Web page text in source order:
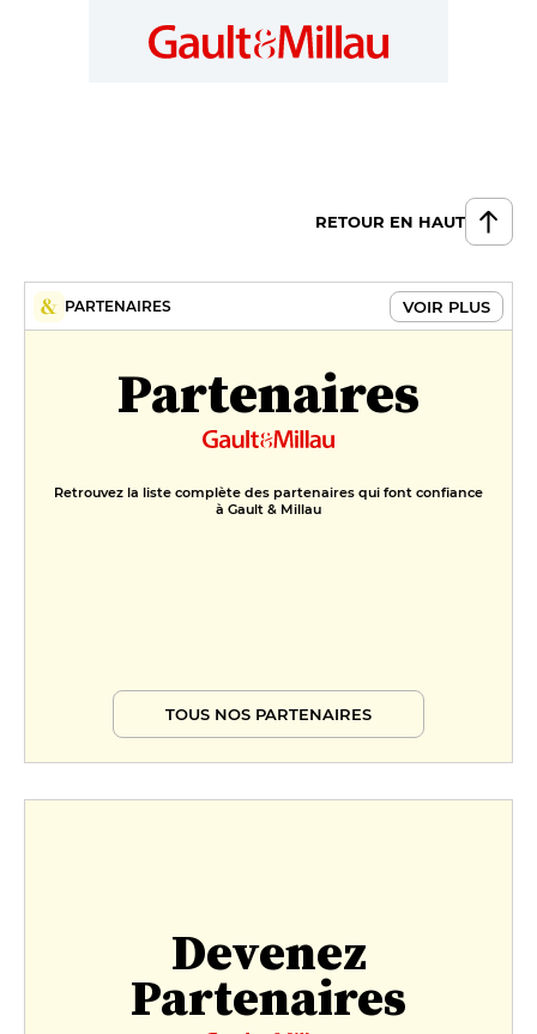
RETOUR EN HAUT
PARTENAIRES VOIR PLUS
Partenaires
Retrouvez la liste complète des partenaires qui font confiance
à Gault & Millau
TOUS NOS PARTENAIRES
Devenez
Partenaires